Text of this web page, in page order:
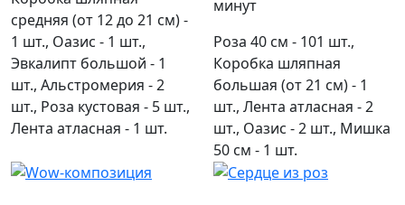
средняя (от 12 до 21 см) -
1 шт., Оазис - 1 шт.,
Эвкалипт большой - 1
шт., Альстромерия - 2
шт., Роза кустовая - 5 шт.,
Лента атласная - 1 шт.
минут
Роза 40 см - 101 шт.,
Коробка шляпная
большая (от 21 см) - 1
шт., Лента атласная - 2
шт., Оазис - 2 шт., Мишка
50 см - 1 шт.